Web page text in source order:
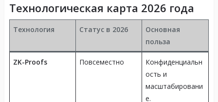
Технологическая карта 2026 года
Технология Статус в 2026
Основная
польза
ZK-Proofs Повсеместно
Конфиденциальн
ость и
масштабировани
е.